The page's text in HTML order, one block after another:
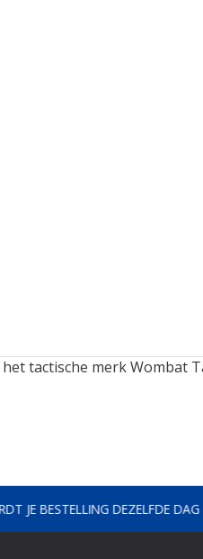
tactische merk Wombat
DEZELFDE DAG NOG